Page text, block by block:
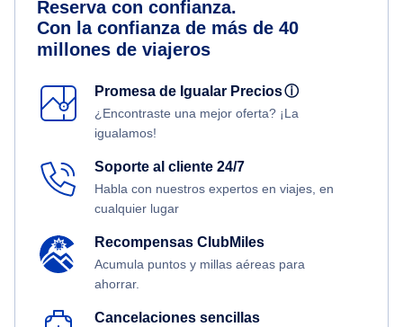
Reserva con confianza.
Con la confianza de más de 40
millones de viajeros
Promesa de Igualar Preciosⓘ
¿Encontraste una mejor oferta? ¡La
igualamos!
Soporte al cliente 24/7
Habla con nuestros expertos en viajes, en
cualquier lugar
Recompensas ClubMiles
Acumula puntos y millas aéreas para
ahorrar.
Cancelaciones sencillas